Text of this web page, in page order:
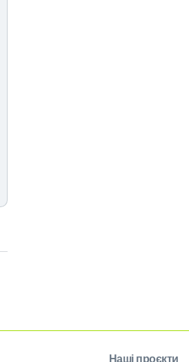
Наші проєкти